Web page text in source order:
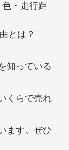
・走行距
とは？
知っている
くらで売れ
ます。ぜひ